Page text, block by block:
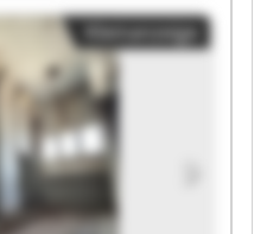
GmbH Huckle
Maschinenbau
GmbH Huckle
Maschinenbau
GmbH Huckle
Maschinenbau
GmbH Huckle
Maschinenbau
GmbH Huckle
Kleinanzeige